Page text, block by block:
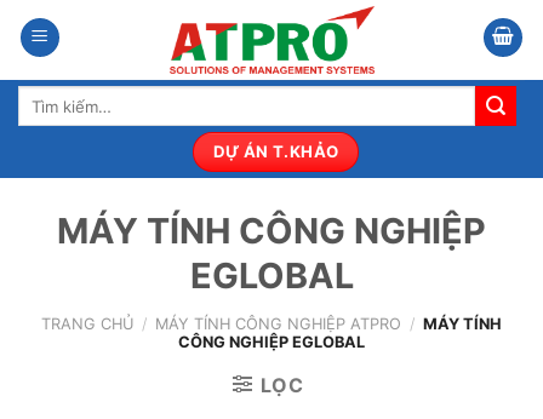
qua
nội
dung
Tìm
DỰ ÁN T.KHẢO
MÁY TÍNH CÔNG NGHIỆP
EGLOBAL
TRANG CHỦ / MÁY TÍNH CÔNG NGHIỆP ATPRO / MÁY TÍNH
CÔNG NGHIỆP EGLOBAL
LỌC